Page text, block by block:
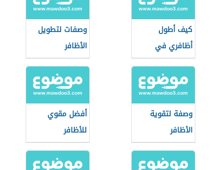
كيف أطول
أظافري في
يومين
وصفات لتطويل
الأظافر
وصفة لتقوية
الأظافر
أفضل مقوي
للأظافر